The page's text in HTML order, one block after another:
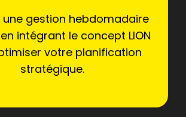
gestion hebdomadaire
intégrant le concept LION
votre planification
stratégique.